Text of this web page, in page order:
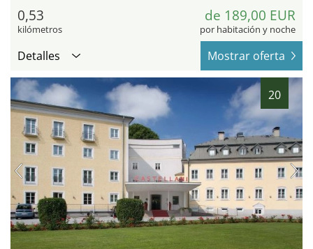
0,53
kilómetros
de 189,00 EUR
por habitación y noche
Detalles Mostrar oferta
20